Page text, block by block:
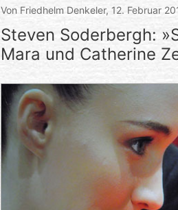
Von Friedhelm Denkeler, 12. Februar
Steven Soderbergh:
Mara und Catherine